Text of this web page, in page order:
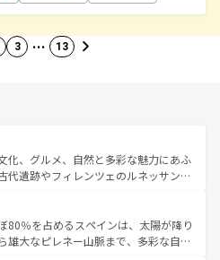
3 … 13
化、グルメ、自然と多彩な魅力にあふ
代遺跡やフィレンツェのルネッサンス
美しい田園風景やアマルフィ海岸の絶
見逃せない。観光の合間には、本場の
絶品のイタリア料理を堪能することも
80％を占めるスペインは、太陽が降り
雄大なピレネー山脈まで、多彩な自然